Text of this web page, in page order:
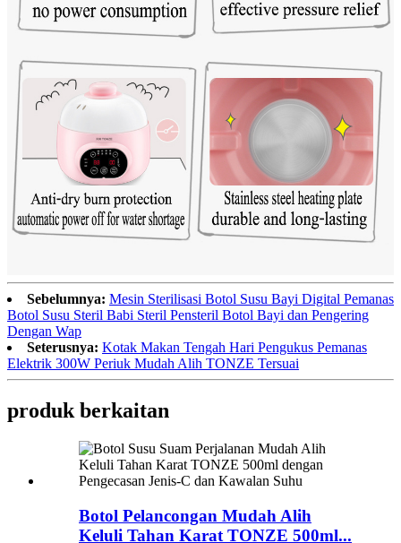
Sebelumnya: Mesin Sterilisasi Botol Susu Bayi Digital Pemanas
Botol Susu Steril Babi Steril Pensteril Botol Bayi dan Pengering
Dengan Wap
Seterusnya: Kotak Makan Tengah Hari Pengukus Pemanas
Elektrik 300W Periuk Mudah Alih TONZE Tersuai
produk berkaitan
Botol Pelancongan Mudah Alih
Keluli Tahan Karat TONZE 500ml...